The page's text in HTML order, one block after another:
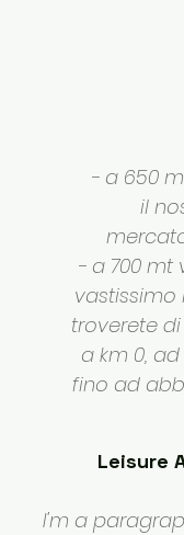
- a 650
il
- a 700 mt
troverete
a km 0,
fino ad
Leisure
I'm a